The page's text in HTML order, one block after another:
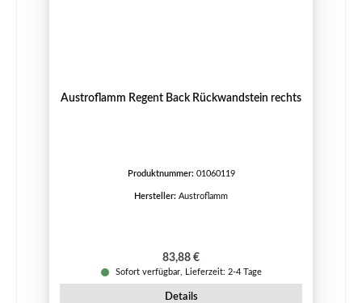
Austroflamm Regent Back Rückwandstein rechts
Produktnummer: 01060119
Hersteller: Austroflamm
Regulärer Preis:
83,88 €
Sofort verfügbar, Lieferzeit: 2-4 Tage
Details